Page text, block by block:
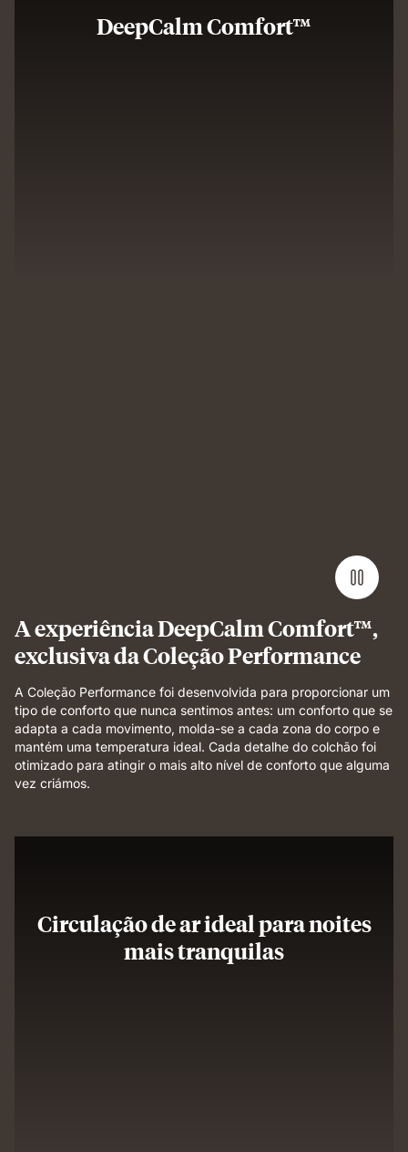
DeepCalm Comfort™
A experiência DeepCalm Comfort™,
exclusiva da Coleção Performance
A Coleção Performance foi desenvolvida para proporcionar um
tipo de conforto que nunca sentimos antes: um conforto que se
adapta a cada movimento, molda-se a cada zona do corpo e
mantém uma temperatura ideal. Cada detalhe do colchão foi
otimizado para atingir o mais alto nível de conforto que alguma
vez criámos.
Circulação de ar ideal para noites
mais tranquilas